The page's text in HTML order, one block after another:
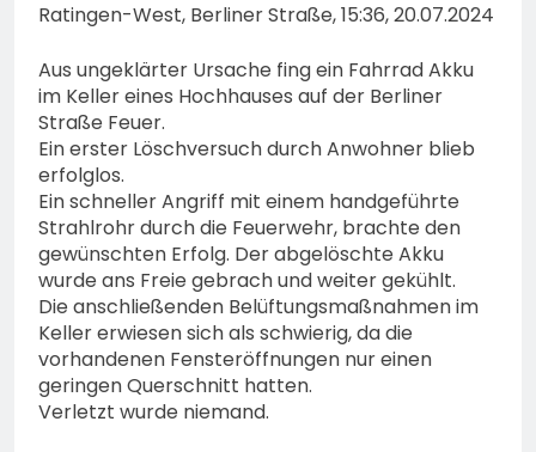
Ratingen-West, Berliner Straße, 15:36, 20.07.2024
Aus ungeklärter Ursache fing ein Fahrrad Akku
im Keller eines Hochhauses auf der Berliner
Straße Feuer.
Ein erster Löschversuch durch Anwohner blieb
erfolglos.
Ein schneller Angriff mit einem handgeführte
Strahlrohr durch die Feuerwehr, brachte den
gewünschten Erfolg. Der abgelöschte Akku
wurde ans Freie gebrach und weiter gekühlt.
Die anschließenden Belüftungsmaßnahmen im
Keller erwiesen sich als schwierig, da die
vorhandenen Fensteröffnungen nur einen
geringen Querschnitt hatten.
Verletzt wurde niemand.